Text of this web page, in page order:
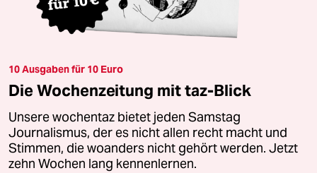
10 Ausgaben für 10 Euro
Die Wochenzeitung mit taz-Blick
Unsere wochentaz bietet jeden Samstag
Journalismus, der es nicht allen recht macht und
Stimmen, die woanders nicht gehört werden. Jetzt
zehn Wochen lang kennenlernen.